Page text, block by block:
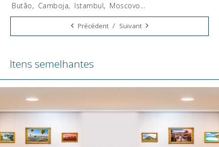
Tags:
Butão, Camboja, Istambul, Moscovo...
Précédent / Suivant
Itens semelhantes